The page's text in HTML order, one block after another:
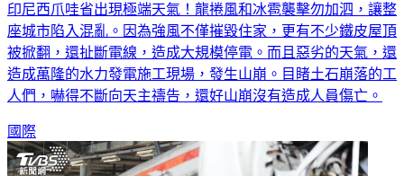
印尼西爪哇省出現極端天氣！龍捲風和冰雹襲擊勿加泗，讓整
座城市陷入混亂。因為強風不僅摧毀住家，更有不少鐵皮屋頂
被掀翻，還扯斷電線，造成大規模停電。而且惡劣的天氣，還
造成萬隆的水力發電施工現場，發生山崩。目睹土石崩落的工
國際